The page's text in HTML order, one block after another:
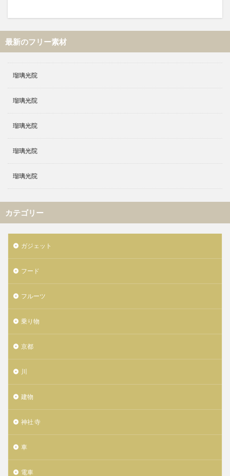
最新のフリー素材
瑠璃光院
瑠璃光院
瑠璃光院
瑠璃光院
瑠璃光院
カテゴリー
ガジェット
フード
フルーツ
乗り物
京都
川
建物
神社 寺
車
電車